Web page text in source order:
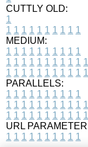
CUTTLY OLD:
1
1 1 1 1 1 1 1 1 1 1
MEDIUM:
1 1 1 1 1 1 1 1 1 1
1 1 1 1 1 1 1 1 1 1 1
1 1 1 1 1 1 1 1 1 1 1
PARALLELS:
1 1 1 1 1 1 1 1 1 1
1 1 1 1 1 1 1 1 1 1 1
1 1 1 1 1 1 1 1 1 1 1
URL
1 1 1 1 1 1 1 1 1 1